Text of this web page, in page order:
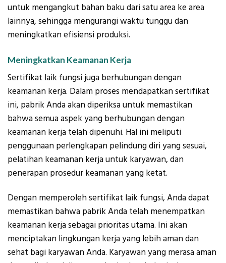
untuk mengangkut bahan baku dari satu area ke area
lainnya, sehingga mengurangi waktu tunggu dan
meningkatkan efisiensi produksi.
Meningkatkan Keamanan Kerja
Sertifikat laik fungsi juga berhubungan dengan
keamanan kerja. Dalam proses mendapatkan sertifikat
ini, pabrik Anda akan diperiksa untuk memastikan
bahwa semua aspek yang berhubungan dengan
keamanan kerja telah dipenuhi. Hal ini meliputi
penggunaan perlengkapan pelindung diri yang sesuai,
pelatihan keamanan kerja untuk karyawan, dan
penerapan prosedur keamanan yang ketat.
Dengan memperoleh sertifikat laik fungsi, Anda dapat
memastikan bahwa pabrik Anda telah menempatkan
keamanan kerja sebagai prioritas utama. Ini akan
menciptakan lingkungan kerja yang lebih aman dan
sehat bagi karyawan Anda. Karyawan yang merasa aman